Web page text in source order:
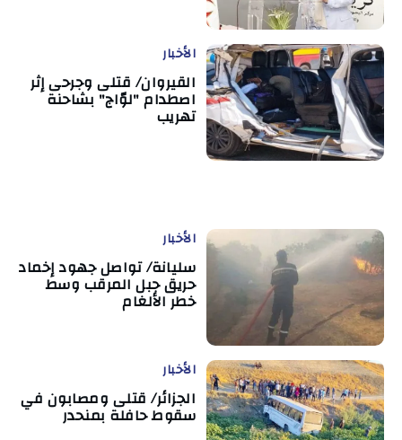
الأخبار
القيروان/ قتلى وجرحى إثر
اصطدام "لوّاج" بشاحنة
تهريب
الأخبار
سليانة/ تواصل جهود إخماد
حريق جبل المرقب وسط
خطر الألغام
الأخبار
الجزائر/ قتلى ومصابون في
سقوط حافلة بمنحدر